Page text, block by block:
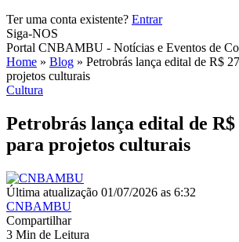
Ter uma conta existente? Entrar
Siga-NOS
Portal CNBAMBU - Notícias e Eventos de
Home » Blog » Petrobrás lança edital de R$
projetos culturais
Cultura
Petrobrás lança edital de R$
para projetos culturais
Última atualização 01/07/2026 as 6:32
CNBAMBU
Compartilhar
3 Min de Leitura